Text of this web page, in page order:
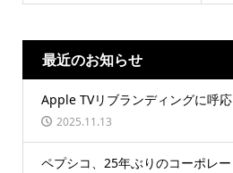
最近のお知らせ
Apple TVリブランディングに呼
2025.11.13
ペプシコ、25年ぶりのコーポレ